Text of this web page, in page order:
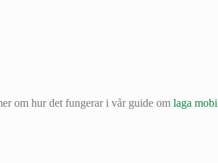
om hur det fungerar i vår guide om laga